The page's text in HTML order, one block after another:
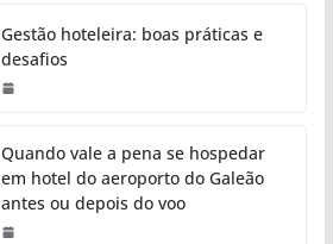
Gestão hoteleira: boas práticas e
desafios
Quando vale a pena se hospedar
em hotel do aeroporto do Galeão
antes ou depois do voo